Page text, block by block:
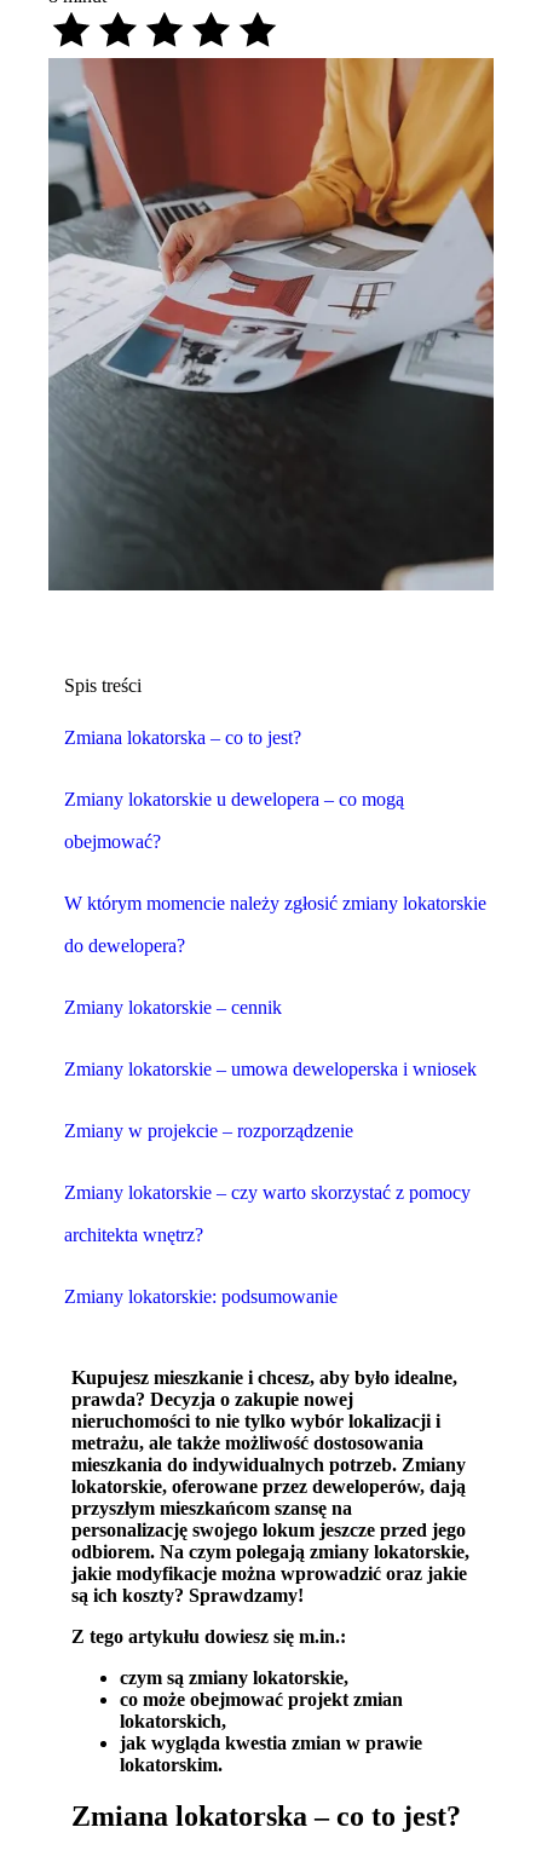
Spis treści
Zmiana lokatorska – co to jest?
Zmiany lokatorskie u dewelopera – co mogą
obejmować?
W którym momencie należy zgłosić zmiany lokatorskie
do dewelopera?
Zmiany lokatorskie – cennik
Zmiany lokatorskie – umowa deweloperska i wniosek
Zmiany w projekcie – rozporządzenie
Zmiany lokatorskie – czy warto skorzystać z pomocy
architekta wnętrz?
Zmiany lokatorskie: podsumowanie
Kupujesz mieszkanie i chcesz, aby było idealne,
prawda? Decyzja o zakupie nowej
nieruchomości to nie tylko wybór lokalizacji i
metrażu, ale także możliwość dostosowania
mieszkania do indywidualnych potrzeb. Zmiany
lokatorskie, oferowane przez deweloperów, dają
przyszłym mieszkańcom szansę na
personalizację swojego lokum jeszcze przed jego
odbiorem. Na czym polegają zmiany lokatorskie,
jakie modyfikacje można wprowadzić oraz jakie
są ich koszty? Sprawdzamy!
Z tego artykułu dowiesz się m.in.:
czym są zmiany lokatorskie,
co może obejmować projekt zmian
lokatorskich,
jak wygląda kwestia zmian w prawie
lokatorskim.
Zmiana lokatorska – co to jest?